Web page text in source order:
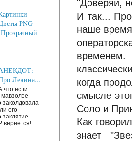
"Доверяй,
И так...
наше
временем.
когда
смысле
Соло и
Как
знает
-
PNG
Ленина...
что если
заколдовала
его
заклятие
вернется!